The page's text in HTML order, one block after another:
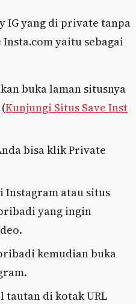
IG yang di private tanpa
yaitu sebagai
buka laman situsnya
Kunjungi Situs Save Inst
bisa klik Private
Instagram atau situs
yang ingin
kemudian buka
tautan di kotak URL